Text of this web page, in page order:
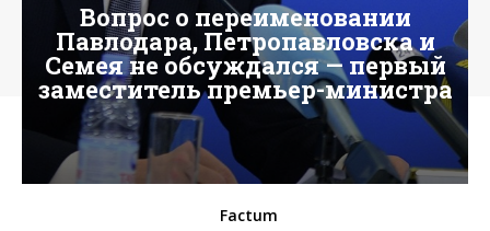
Вопрос о переименовании
Павлодара, Петропавловска и
Семея не обсуждался — первый
заместитель премьер-министра
Factum